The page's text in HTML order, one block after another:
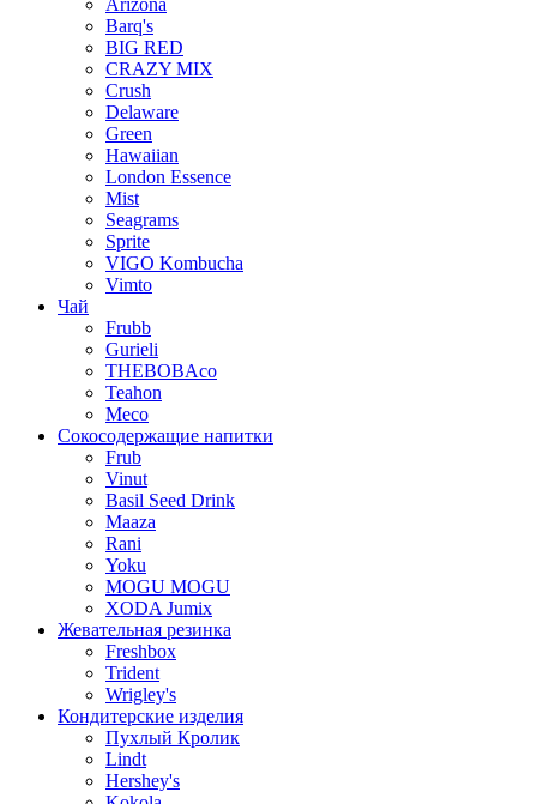
Barq's
BIG RED
CRAZY MIX
Crush
Delaware
Green
Hawaiian
London Essence
Mist
Seagrams
Sprite
VIGO Kombucha
Vimto
Чай
Frubb
Gurieli
THEBOBAco
Teahon
Meco
Сокосодержащие напитки
Frub
Vinut
Basil Seed Drink
Maaza
Rani
Yoku
MOGU MOGU
XODA Jumix
Жевательная резинка
Freshbox
Trident
Wrigley's
Кондитерские изделия
Пухлый Кролик
Lindt
Hershey's